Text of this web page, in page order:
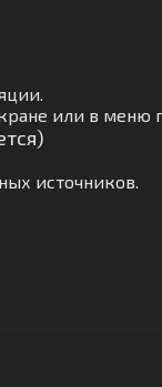
или в меню
источников.